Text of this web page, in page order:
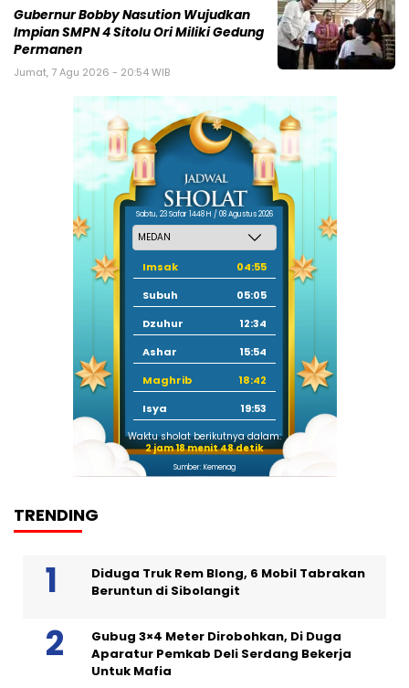
Gubernur Bobby Nasution Wujudkan
Impian SMPN 4 Sitolu Ori Miliki Gedung
Permanen
Jumat, 7 Agu 2026 - 20:54 WIB
Sabtu, 23 Safar 1448 H / 08 Agustus 2026
Imsak
04:55
Subuh
05:05
Dzuhur
12:34
Ashar
15:54
Maghrib
18:42
Isya
19:53
Waktu sholat berikutnya dalam:
2 jam 18 menit 48 detik
Sumber: Kemenag
TRENDING
Diduga Truk Rem Blong, 6 Mobil Tabrakan
Beruntun di Sibolangit
Gubug 3×4 Meter Dirobohkan, Di Duga
Aparatur Pemkab Deli Serdang Bekerja
Untuk Mafia